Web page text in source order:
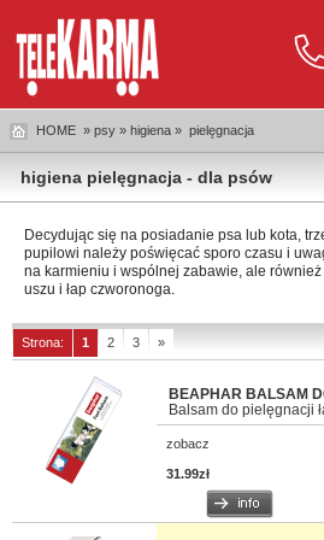
HOME » psy » higiena » pielęgnacja
higiena pielęgnacja - dla psów
Decydując się na posiadanie psa lub kota,
pupilowi należy poświęcać sporo czasu i
na karmieniu i wspólnej zabawie, ale
uszu i łap czworonoga.
Pielęgnacja sierści psa i kota
choć te bez wątpienia potrzebują nawiększej
Również krótka sierść będzie wdzięczna za
pobudza krążenie i sprawia, że okrywa
Codzienne wyczesywanie jest niezbędne
Rodzaj używanego narzędzia dopasować
pupila. W ofercie sklepu Telekarma znajdują
drewniane, szczotki plastikowe, szczotki
gumowe
Strona: 1 2 3 »
BEAPHAR BALSAM
Balsam do pielęgnacji
zobacz
31.99zł